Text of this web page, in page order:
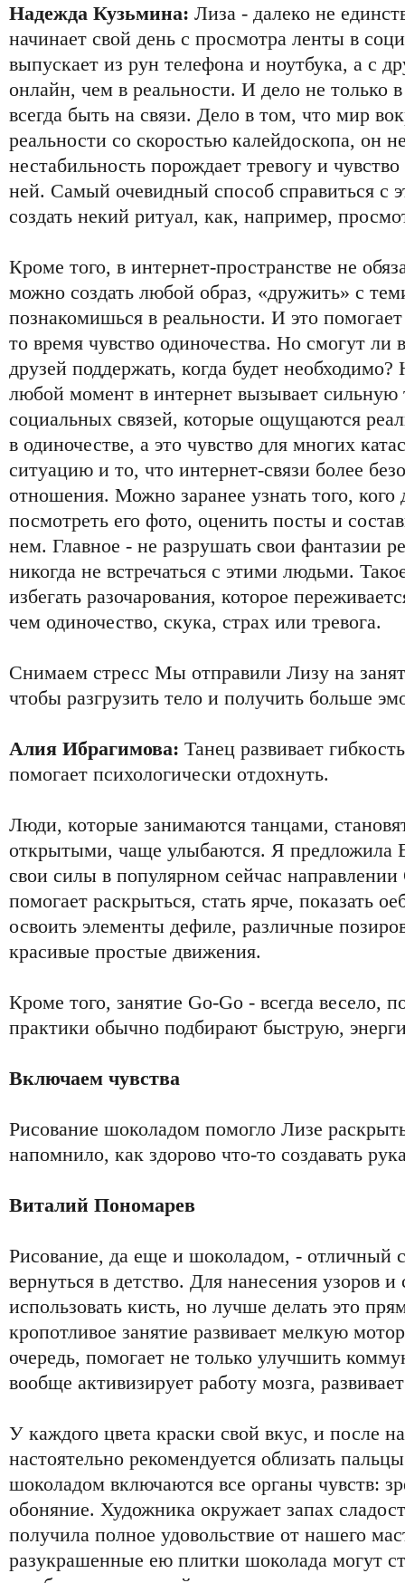
Надежда Кузьмина: Лиза - далеко не
начинает свой день с просмотра ленты в
выпускает из рун телефона и ноутбука, а с
онлайн, чем в реальности. И дело не только
всегда быть на связи. Дело в том, что мир
реальности со скоростью калейдоскопа, он
нестабильность порождает тревогу и
ней. Самый очевидный способ справиться с
создать некий ритуал, как, например,
Кроме того, в интернет-пространстве не
можно создать любой образ, «дружить» с
познакомишься в реальности. И это
то время чувство одиночества. Но смогут ли
друзей поддержать, когда будет
любой момент в интернет вызывает сильную
социальных связей, которые ощущаются
в одиночестве, а это чувство для многих
ситуацию и то, что интернет-связи более
отношения. Можно заранее узнать того, кого
посмотреть его фото, оценить посты и
нем. Главное - не разрушать свои фантазии
никогда не встречаться с этими людьми.
избегать разочарования, которое
чем одиночество, скука, страх или тревога.
Снимаем стресс Мы отправили Лизу на
чтобы разгрузить тело и получить больше
Алия Ибрагимова: Танец развивает
помогает психологически отдохнуть.
Люди, которые занимаются танцами,
открытыми, чаще улыбаются. Я предложила
свои силы в популярном сейчас
помогает раскрыться, стать ярче, показать
освоить элементы дефиле, различные
красивые простые движения.
Кроме того, занятие Go-Go - всегда весело,
практики обычно подбирают быструю,
Включаем чувства
Рисование шоколадом помогло Лизе
напомнило, как здорово что-то создавать
Виталий Пономарев
Рисование, да еще и шоколадом, - отличный
вернуться в детство. Для нанесения узоров
использовать кисть, но лучше делать это
кропотливое занятие развивает мелкую
очередь, помогает не только улучшить
вообще активизирует работу мозга,
У каждого цвета краски свой вкус, и после
настоятельно рекомендуется облизать
шоколадом включаются все органы чувств:
обоняние. Художника окружает запах
получила полное удовольствие от нашего
разукрашенные ею плитки шоколада могут